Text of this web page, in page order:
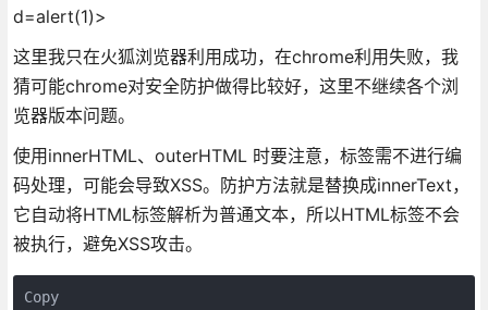
d=alert(1)>
这里我只在火狐浏览器利用成功，在chrome利用失败，我
猜可能chrome对安全防护做得比较好，这里不继续各个浏
览器版本问题。
使用innerHTML、outerHTML 时要注意，标签需不进行编
码处理，可能会导致XSS。防护方法就是替换成innerText，
它自动将HTML标签解析为普通文本，所以HTML标签不会
被执行，避免XSS攻击。
Copy